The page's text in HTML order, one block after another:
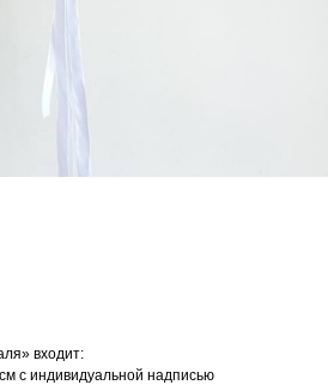
входит:
с индивидуальной надписью